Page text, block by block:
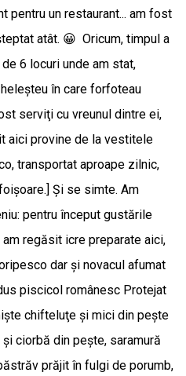
pentru un restaurant... am fost
atât. 😀 Oricum, timpul a
6 locuri unde am stat,
în care forfoteau
serviţi cu vreunul dintre ei,
aici provine de la vestitele
transportat aproape zilnic,
Şi se simte. Am
pentru început gustările
regăsit icre preparate aici,
dar şi novacul afumat
piscicol românesc Protejat
chifteluţe şi mici din peşte
ciorbă din peşte, saramură
prăjit în fulgi de porumb,